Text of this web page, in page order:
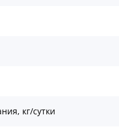
кг/сутки